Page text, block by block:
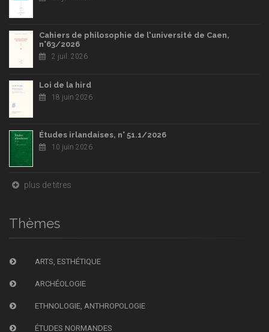
Cahiers de philosophie de l'université de Caen,
n°63/2026
2 juil. 2026
Loi de la hird
18 juin 2026
Études irlandaises, n° 51.1/2026
10 juin 2026
plus de titres
Thèmes
ARTS, ESTHÉTIQUE
ARCHÉOLOGIE
ETHNOLOGIE, ANTHROPOLOGIE
ÉTUDES NORMANDES